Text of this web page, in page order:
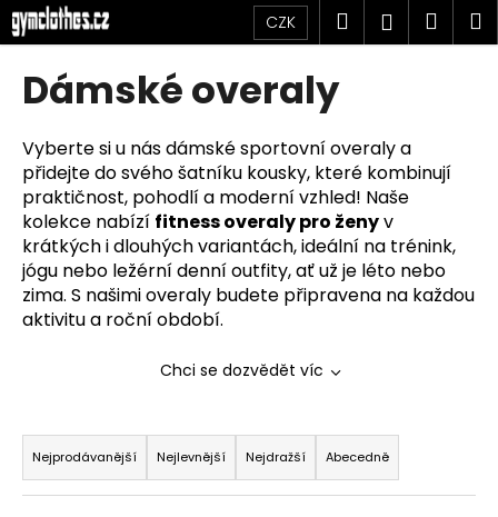
Přejít
na
obsah
CZK Hledat
Dámské overaly
Vyberte si u nás dámské sportovní overaly a
přidejte do svého šatníku kousky, které kombinují
praktičnost, pohodlí a moderní vzhled! Naše
kolekce nabízí fitness overaly pro ženyv
krátkých i dlouhých variantách, ideální na trénink,
jógu nebo ležérní denní outfity, ať už je léto nebo
zima. S našimi overaly budete připravena na každou
aktivitu a roční období.
Chci se dozvědět víc
Ř
a
z
Nejprodávanější Nejlevnější Nejdražší Abecedně
K
o
o
p
o
t
ř
e
b
t
e
n